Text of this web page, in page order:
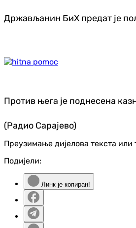
Држављанин БиХ предат је
Против њега је поднесена
(Радио Сарајево)
Преузимање дијелова текста
Подијели:
Линк је копиран!